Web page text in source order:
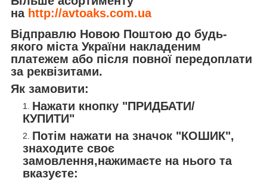
на http://avtoaks.com.ua
Відправлю Новою Поштою до будь-
якого міста України накладеним
платежем або після повної передоплати
за реквізитами.
Як замовити:
Нажати кнопку "ПРИДБАТИ/
КУПИТИ"
Потім нажати на значок "КОШИК",
знаходите своє
замовлення,нажимаєте на нього та
вказуєте: